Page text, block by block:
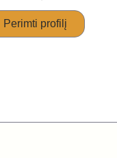
Perimti profilį